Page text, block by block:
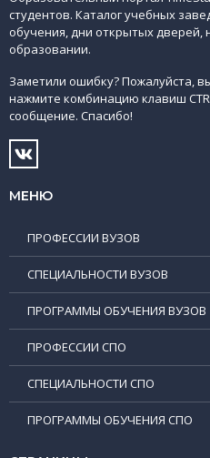
студентов. Каталог учебных
обучения, дни открытых дверей,
образовании.
Заметили ошибку? Пожалуйста,
нажмите комбинацию клавиш
сообщение. Спасибо!
МЕНЮ
ПРОФЕССИИ ВУЗОВ
СПЕЦИАЛЬНОСТИ ВУЗОВ
ПРОГРАММЫ ОБУЧЕНИЯ ВУЗОВ
ПРОФЕССИИ СПО
СПЕЦИАЛЬНОСТИ СПО
ПРОГРАММЫ ОБУЧЕНИЯ СПО